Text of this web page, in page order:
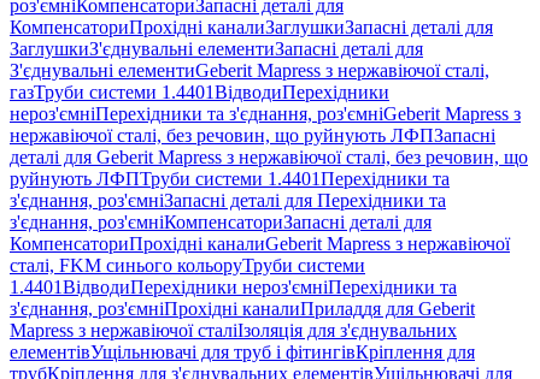
роз'ємніКомпенсаториЗапасні деталі для
КомпенсаториПрохідні каналиЗаглушкиЗапасні деталі для
ЗаглушкиЗ'єднувальні елементиЗапасні деталі для
З'єднувальні елементиGeberit Mapress з нержавіючої сталі,
газТруби системи 1.4401ВідводиПерехідники
нероз'ємніПерехідники та з'єднання, роз'ємніGeberit Mapress з
нержавіючої сталі, без речовин, що руйнують ЛФПЗапасні
деталі для Geberit Mapress з нержавіючої сталі, без речовин, що
руйнують ЛФПТруби системи 1.4401Перехідники та
з'єднання, роз'ємніЗапасні деталі для Перехідники та
з'єднання, роз'ємніКомпенсаториЗапасні деталі для
КомпенсаториПрохідні каналиGeberit Mapress з нержавіючої
сталі, FKM синього кольоруТруби системи
1.4401ВідводиПерехідники нероз'ємніПерехідники та
з'єднання, роз'ємніПрохідні каналиПриладдя для Geberit
Mapress з нержавіючої сталіІзоляція для з'єднувальних
елементівУщільнювачі для труб і фітингівКріплення для
трубКріплення для з'єднувальних елементівУщільнювачі для